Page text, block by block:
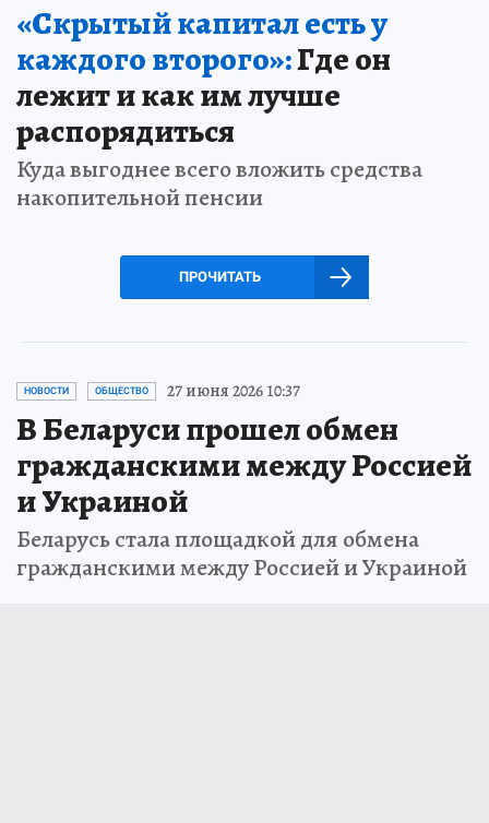
«Скрытый капитал есть у
каждого второго»:Где он
лежит и как им лучше
распорядиться
Куда выгоднее всего вложить средства
накопительной пенсии
ПРОЧИТАТЬ
НОВОСТИ ОБЩЕСТВО 27 июня 2026 10:37
В Беларуси прошел обмен
гражданскими между Россией
и Украиной
Беларусь стала площадкой для обмена
гражданскими между Россией и Украиной